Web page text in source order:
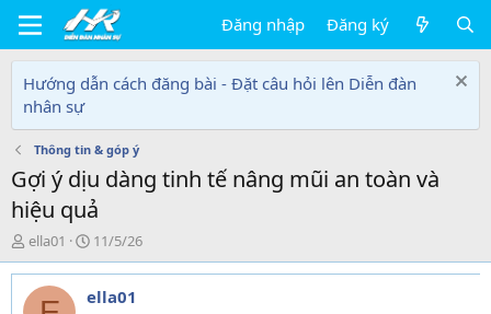
Đăng nhập Đăng ký
Hướng dẫn cách đăng bài - Đặt câu hỏi lên Diễn đàn
nhân sự
Thông tin & góp ý
Gợi ý dịu dàng tinh tế nâng mũi an toàn và
hiệu quả
T
h
r
e
ella01
N
g
à
y
11/5/26
ella01